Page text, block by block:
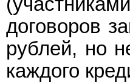
договоров
рублей, но
каждого